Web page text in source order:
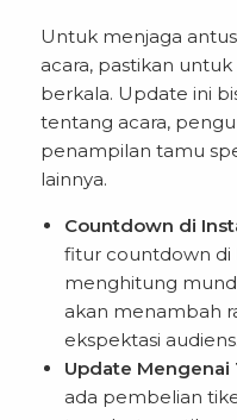
Untuk menjaga
acara, pastikan
berkala. Update ini
tentang acara,
penampilan tamu
lainnya.
Countdown di
fitur countdown di
menghitung
akan menambah
ekspektasi audiens.
Update Mengenai
ada pembelian